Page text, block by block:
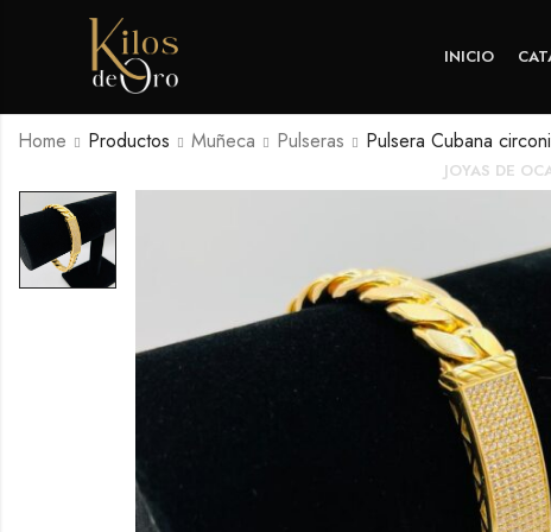
INICIO
JOYAS DE
Home Productos Muñeca Pulseras Pulsera Cubana